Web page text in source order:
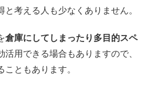
考える人も少なくありません。
倉庫にしてしまったり多目的スペ
活用できる場合もありますので、
ともあります。